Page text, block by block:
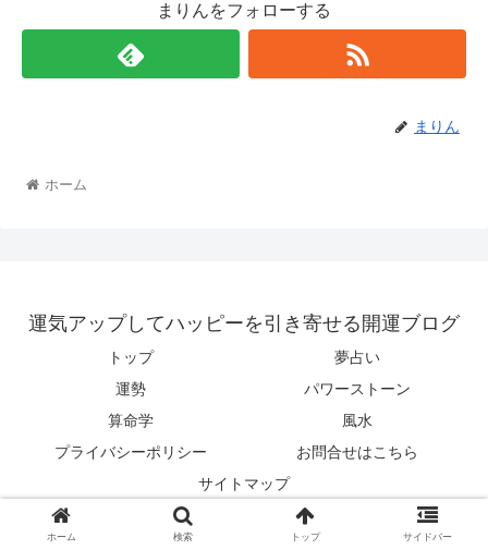
まりんをフォローする
まりん
ホーム
運気アップしてハッピーを引き寄せる開運ブログ
トップ
夢占い
運勢
パワーストーン
算命学
風水
プライバシーポリシー
お問合せはこちら
サイトマップ
© 2019 運気アップしてハッピーを引き寄せる開運ブログ.
ホーム 検索 トップ サイドバー